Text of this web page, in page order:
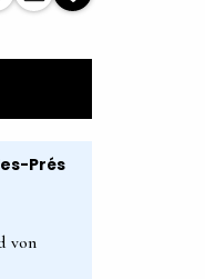
Prés
von